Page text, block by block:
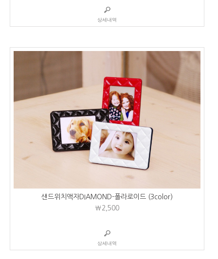
상세내역
샌드위치액자DIAMOND-폴라로이드 (3color)
₩2,500
상세내역